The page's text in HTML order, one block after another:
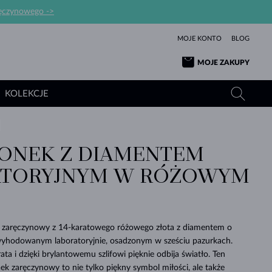
->
MOJE KONTO BLOG
MOJE ZAKUPY
WYJĄTKOWY
SPRAWDŹ
MIŁOŚĆ
SPRAWDŹ
ŻÓŁTE ZŁOTO
RÓŻOWE ZŁOTO
PIĘKNEM
TANZANITY
TOPAZY
DLA NOWORODKÓW
ŚLUBNE
PIĘKNE
SPRAWDŹ
TURMALINY
MOŁDAWITY
BIAŁE ZŁOTO
ŻÓŁTE ZŁOTO
PROSTOTY
SPRAWDŹ
BRANSOLETKI
SPRAWDŹ
PERŁY
SPRAWDŹ
SZAFIRY
SZMARAGDY
ŚLUBNA
ŻÓŁTE ZŁOTO
BIŻUTERIA
SPRAWDŹ
PIĘKNO
SPRAWDŹ
KOLEKCJE
KOLEKCJE
SPRAWDŹ
Z DIAMENTEM
W RÓŻOWYM
zaręczynowy z 14-karatowego różowego złota z diamentem o
laboratoryjnie, osadzonym w sześciu pazurkach.
i dzięki brylantowemu szlifowi pięknie odbija światło. Ten
zaręczynowy to nie tylko piękny symbol miłości, ale także